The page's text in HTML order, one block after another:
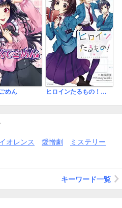
めん ヒロインたるもの！～嫌われヒロインと内緒のお仕事～
オレンス 愛憎劇
ミステリー
キーワード一覧